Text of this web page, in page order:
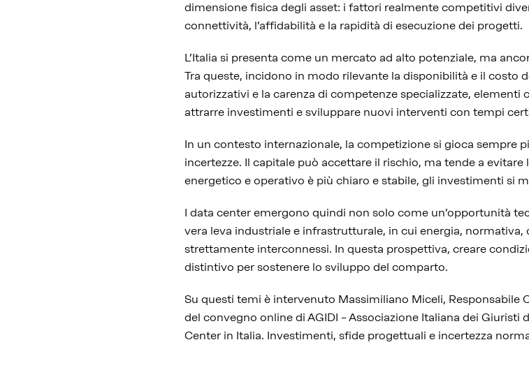
dimensione fisica degli asset: i fattori realmente competitivi
connettività, l’affidabilità e la rapidità di esecuzione dei progetti.
L’Italia si presenta come un mercato ad alto potenziale, ma
Tra queste, incidono in modo rilevante la disponibilità e il costo
autorizzativi e la carenza di competenze specializzate,
attrarre investimenti e sviluppare nuovi interventi con tempi
In un contesto internazionale, la competizione si gioca sempre
incertezze. Il capitale può accettare il rischio, ma tende a
energetico e operativo è più chiaro e stabile, gli investimenti si
I data center emergono quindi non solo come un’opportunità
vera leva industriale e infrastrutturale, in cui energia,
strettamente interconnessi. In questa prospettiva, creare
distintivo per sostenere lo sviluppo del comparto.
Su questi temi è intervenuto Massimiliano Miceli, Responsabile
del convegno online di AGIDI – Associazione Italiana dei Giuristi
Center in Italia. Investimenti, sfide progettuali e incertezza